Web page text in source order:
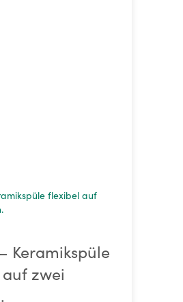
flexibel auf
Keramikspüle
zwei